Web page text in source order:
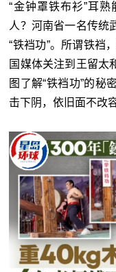
“金钟罩铁布衫”耳
人？河南省一名传统
“铁裆功”。所谓铁裆
国媒体关注到王留太
图了解“铁裆功”的秘
击下阴，依旧面不改